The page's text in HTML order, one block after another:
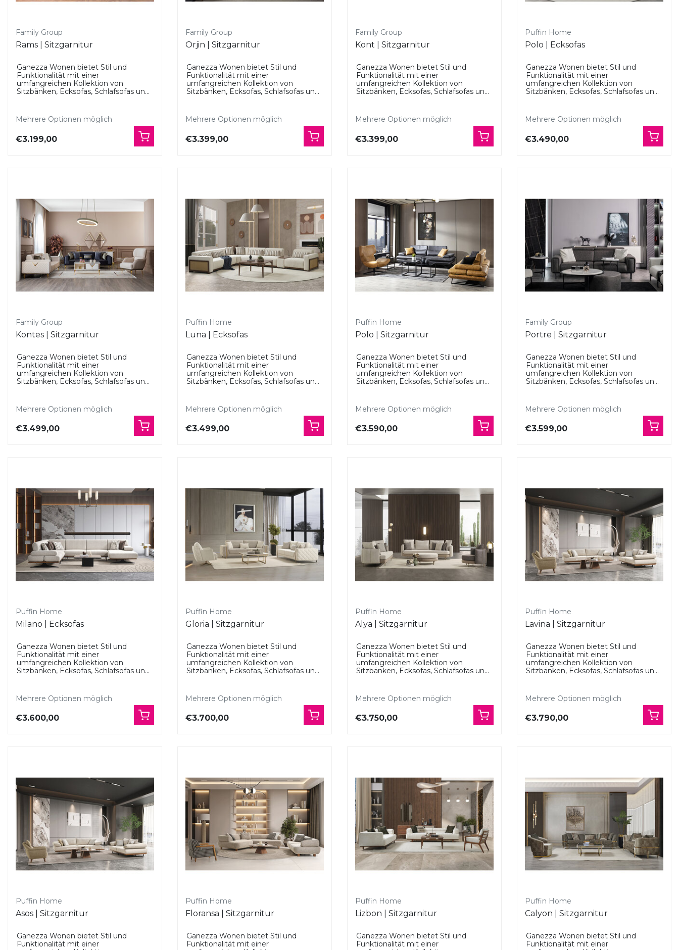
Family Group
Rams | Sitzgarnitur
Ganezza Wonen bietet Stil und
Funktionalität mit einer
umfangreichen Kollektion von
Sitzbänken, Ecksofas, Schlafsofas un...
Mehrere Optionen möglich
€3.199,00
Family Group
Orjin | Sitzgarnitur
Ganezza Wonen bietet Stil und
Funktionalität mit einer
umfangreichen Kollektion von
Sitzbänken, Ecksofas, Schlafsofas un...
Mehrere Optionen möglich
€3.399,00
Family Group
Kont | Sitzgarnitur
Ganezza Wonen bietet Stil und
Funktionalität mit einer
umfangreichen Kollektion von
Sitzbänken, Ecksofas, Schlafsofas un...
Mehrere Optionen möglich
€3.399,00
Puffin Home
Polo | Ecksofas
Ganezza Wonen bietet Stil und
Funktionalität mit einer
umfangreichen Kollektion von
Sitzbänken, Ecksofas, Schlafsofas un...
Mehrere Optionen möglich
€3.490,00
Family Group
Kontes | Sitzgarnitur
Ganezza Wonen bietet Stil und
Funktionalität mit einer
umfangreichen Kollektion von
Sitzbänken, Ecksofas, Schlafsofas un...
Mehrere Optionen möglich
€3.499,00
Puffin Home
Luna | Ecksofas
Ganezza Wonen bietet Stil und
Funktionalität mit einer
umfangreichen Kollektion von
Sitzbänken, Ecksofas, Schlafsofas un...
Mehrere Optionen möglich
€3.499,00
Puffin Home
Polo | Sitzgarnitur
Ganezza Wonen bietet Stil und
Funktionalität mit einer
umfangreichen Kollektion von
Sitzbänken, Ecksofas, Schlafsofas un...
Mehrere Optionen möglich
€3.590,00
Family Group
Portre | Sitzgarnitur
Ganezza Wonen bietet Stil und
Funktionalität mit einer
umfangreichen Kollektion von
Sitzbänken, Ecksofas, Schlafsofas un...
Mehrere Optionen möglich
€3.599,00
Puffin Home
Milano | Ecksofas
Ganezza Wonen bietet Stil und
Funktionalität mit einer
umfangreichen Kollektion von
Sitzbänken, Ecksofas, Schlafsofas un...
Mehrere Optionen möglich
€3.600,00
Puffin Home
Gloria | Sitzgarnitur
Ganezza Wonen bietet Stil und
Funktionalität mit einer
umfangreichen Kollektion von
Sitzbänken, Ecksofas, Schlafsofas un...
Mehrere Optionen möglich
€3.700,00
Puffin Home
Alya | Sitzgarnitur
Ganezza Wonen bietet Stil und
Funktionalität mit einer
umfangreichen Kollektion von
Sitzbänken, Ecksofas, Schlafsofas un...
Mehrere Optionen möglich
€3.750,00
Puffin Home
Lavina | Sitzgarnitur
Ganezza Wonen bietet Stil und
Funktionalität mit einer
umfangreichen Kollektion von
Sitzbänken, Ecksofas, Schlafsofas un...
Mehrere Optionen möglich
€3.790,00
Puffin Home
Asos | Sitzgarnitur
Ganezza Wonen bietet Stil und
Funktionalität mit einer
Puffin Home
Floransa | Sitzgarnitur
Ganezza Wonen bietet Stil und
Funktionalität mit einer
Puffin Home
Lizbon | Sitzgarnitur
Ganezza Wonen bietet Stil und
Funktionalität mit einer
Puffin Home
Calyon | Sitzgarnitur
Ganezza Wonen bietet Stil und
Funktionalität mit einer